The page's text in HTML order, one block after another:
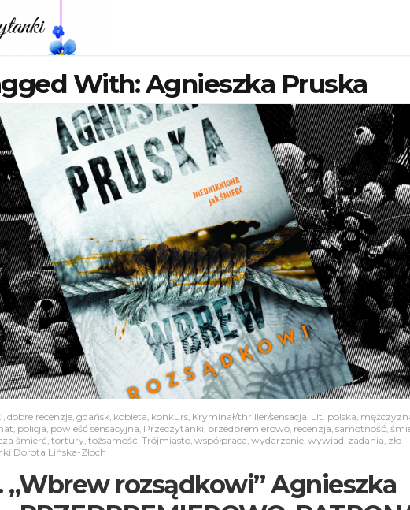
With: Agnieszka Pruska
, dobre recenzje, gdańsk, kobieta, konkurs, Kryminał/thriller/sensacja, Lit. polska,
, policja, powieść sensacyjna, Przeczytanki, przedpremierowo, recenzja, samotność,
śmierć, tortury, tożsamość, Trójmiasto, współpraca, wydarzenie, wywiad, zadania, zło
Dorota Lińska-Złoch
„Wbrew rozsądkowi” Agnieszka